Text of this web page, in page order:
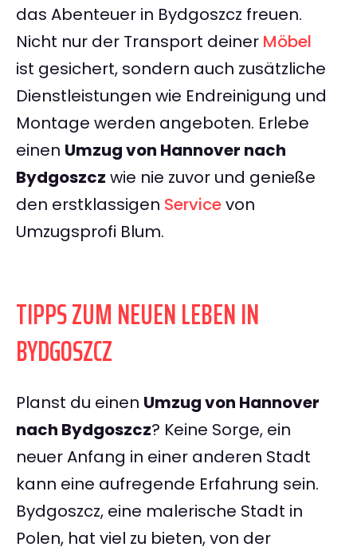
das Abenteuer in Bydgoszcz freuen.
Nicht nur der Transport deiner Möbel
ist gesichert, sondern auch zusätzliche
Dienstleistungen wie Endreinigung und
Montage werden angeboten. Erlebe
einen Umzug von Hannover nach
Bydgoszcz wie nie zuvor und genieße
den erstklassigen Servicevon
Umzugsprofi Blum.
TIPPS ZUM NEUEN LEBEN IN
BYDGOSZCZ
Planst du einen Umzug von Hannover
nach Bydgoszcz? Keine Sorge, ein
neuer Anfang in einer anderen Stadt
kann eine aufregende Erfahrung sein.
Bydgoszcz, eine malerische Stadt in
Polen, hat viel zu bieten, von der